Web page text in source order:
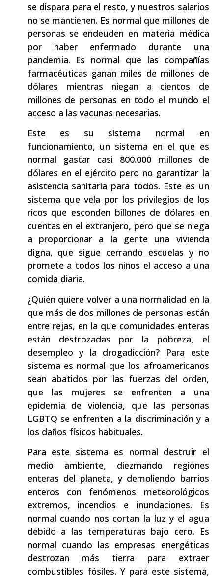
se dispara para el resto, y nuestros salarios
no se mantienen. Es normal que millones de
personas se endeuden en materia médica
por haber enfermado durante una
pandemia. Es normal que las compañías
farmacéuticas ganan miles de millones de
dólares mientras niegan a cientos de
millones de personas en todo el mundo el
acceso a las vacunas necesarias.
Este es su sistema normal en
funcionamiento, un sistema en el que es
normal gastar casi 800.000 millones de
dólares en el ejército pero no garantizar la
asistencia sanitaria para todos. Este es un
sistema que vela por los privilegios de los
ricos que esconden billones de dólares en
cuentas en el extranjero, pero que se niega
a proporcionar a la gente una vivienda
digna, que sigue cerrando escuelas y no
promete a todos los niños el acceso a una
comida diaria.
¿Quién quiere volver a una normalidad en la
que más de dos millones de personas están
entre rejas, en la que comunidades enteras
están destrozadas por la pobreza, el
desempleo y la drogadicción? Para este
sistema es normal que los afroamericanos
sean abatidos por las fuerzas del orden,
que las mujeres se enfrenten a una
epidemia de violencia, que las personas
LGBTQ se enfrenten a la discriminación y a
los daños físicos habituales.
Para este sistema es normal destruir el
medio ambiente, diezmando regiones
enteras del planeta, y demoliendo barrios
enteros con fenómenos meteorológicos
extremos, incendios e inundaciones. Es
normal cuando nos cortan la luz y el agua
debido a las temperaturas bajo cero. Es
normal cuando las empresas energéticas
destrozan más tierra para extraer
combustibles fósiles. Y para este sistema,